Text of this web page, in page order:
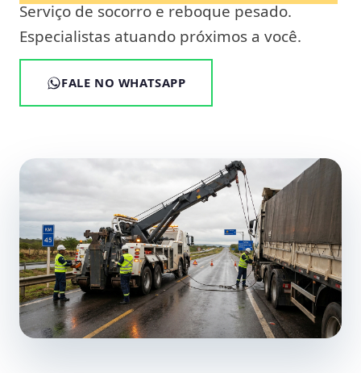
Serviço de socorro e reboque pesado.
Especialistas atuando próximos a você.
FALE NO WHATSAPP